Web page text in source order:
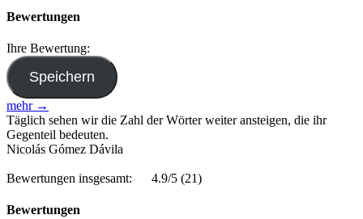
Bewertungen
Ihre Bewertung:
mehr →
Täglich sehen wir die Zahl der Wörter weiter ansteigen, die ihr
Gegenteil bedeuten.
Nicolás Gómez Dávila
Bewertungen insgesamt: 4.9/5 (21)
Bewertungen